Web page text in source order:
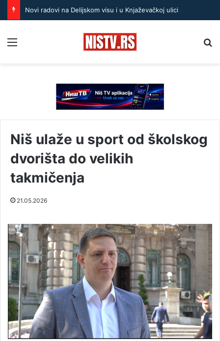
Novi radovi na Delijskom visu i u Knjaževačkoj ulici
Niš ulaže u sport od školskog
dvorišta do velikih
takmičenja
21.05.2026